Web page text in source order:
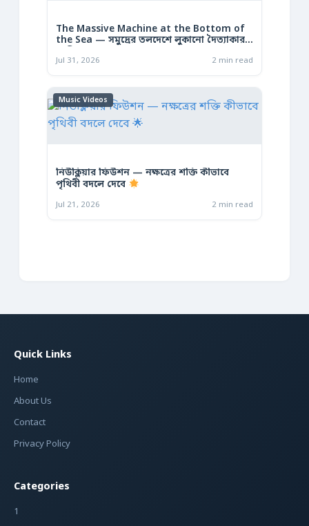
The Massive Machine at the Bottom of
the Sea — সমুদ্রের তলদেশে লুকানো দৈত্যাকার
Jul 31, 2026 2 min read
Music Videos
নিউক্লিয়ার ফিউশন — নক্ষত্রের শক্তি কীভাবে
পৃথিবী বদলে দেবে
Jul 21, 2026 2 min read
Quick Links
Home
About Us
Contact
Privacy Policy
Categories
1